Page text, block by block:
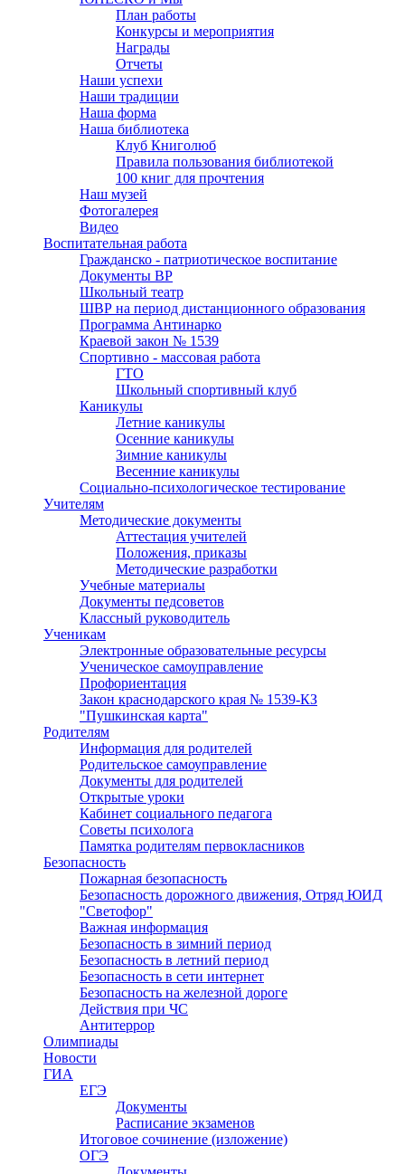
План работы
Конкурсы и мероприятия
Награды
Отчеты
Наши успехи
Наши традиции
Наша форма
Наша библиотека
Клуб Книголюб
Правила пользования библиотекой
100 книг для прочтения
Наш музей
Фотогалерея
Видео
Воспитательная работа
Гражданско - патриотическое воспитание
Документы ВР
Школьный театр
ШВР на период дистанционного образования
Программа Антинарко
Краевой закон № 1539
Спортивно - массовая работа
ГТО
Школьный спортивный клуб
Каникулы
Летние каникулы
Осенние каникулы
Зимние каникулы
Весенние каникулы
Социально-психологическое тестирование
Учителям
Методические документы
Аттестация учителей
Положения, приказы
Методические разработки
Учебные материалы
Документы педсоветов
Классный руководитель
Ученикам
Электронные образовательные ресурсы
Ученическое самоуправление
Профориентация
Закон краснодарского края № 1539-КЗ
"Пушкинская карта"
Родителям
Информация для родителей
Родительское самоуправление
Документы для родителей
Открытые уроки
Кабинет социального педагога
Советы психолога
Памятка родителям первокласников
Безопасность
Пожарная безопасность
Безопасность дорожного движения, Отряд ЮИД
"Светофор"
Важная информация
Безопасность в зимний период
Безопасность в летний период
Безопасность в сети интернет
Безопасность на железной дороге
Действия при ЧС
Антитеррор
Олимпиады
Новости
ГИА
ЕГЭ
Документы
Расписание экзаменов
Итоговое сочинение (изложение)
ОГЭ